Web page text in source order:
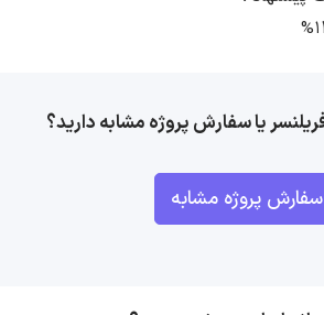
یا سفارش پروژه مشابه دارید؟
سفارش پروژه مشابه